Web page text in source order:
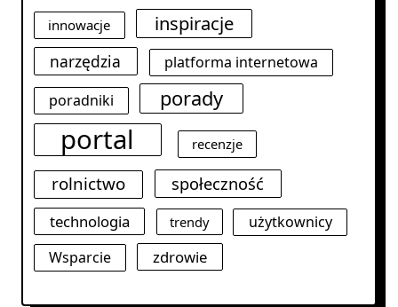
innowacje inspiracje
narzędzia
platforma internetowa
poradniki
porady
portal recenzje
rolnictwo społeczność
technologia trendy
użytkownicy
Wsparcie
zdrowie